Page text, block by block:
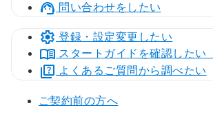
問い合わせをしたい
登録・設定変更したい
スタートガイドを確認したい
よくあるご質問から調べたい
ご契約前の方へ